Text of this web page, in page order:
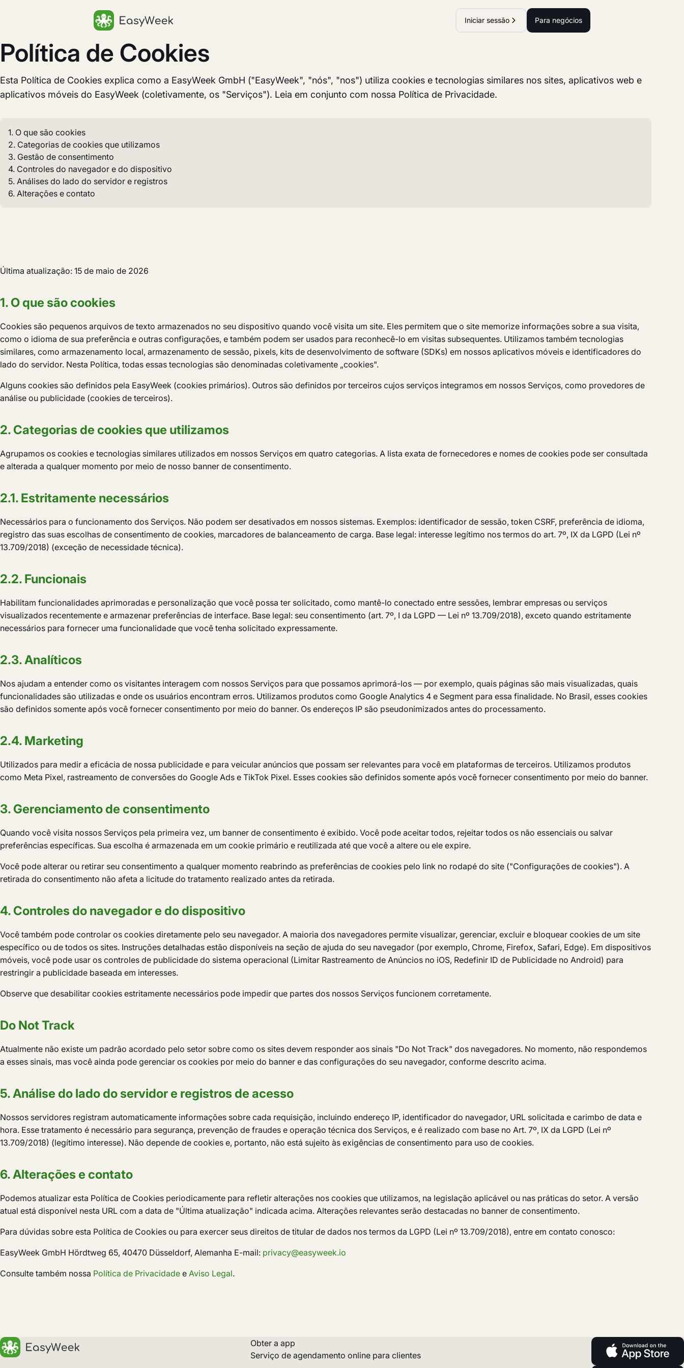
Política de Cookies
Esta Política de Cookies explica como a EasyWeek GmbH ("EasyWeek", "nós", "nos") utiliza cookies e tecnologias similares nos sites, aplicativos web e
aplicativos móveis do EasyWeek (coletivamente, os "Serviços"). Leia em conjunto com nossa Política de Privacidade.
1. O que são cookies
2. Categorias de cookies que utilizamos
3. Gestão de consentimento
4. Controles do navegador e do dispositivo
5. Análises do lado do servidor e registros
6. Alterações e contato
Última atualização: 15 de maio de 2026
1. O que são cookies
Cookies são pequenos arquivos de texto armazenados no seu dispositivo quando você visita um site. Eles permitem que o site memorize informações sobre a sua visita,
como o idioma de sua preferência e outras configurações, e também podem ser usados para reconhecê-lo em visitas subsequentes. Utilizamos também tecnologias
similares, como armazenamento local, armazenamento de sessão, pixels, kits de desenvolvimento de software (SDKs) em nossos aplicativos móveis e identificadores do
lado do servidor. Nesta Política, todas essas tecnologias são denominadas coletivamente „cookies".
Alguns cookies são definidos pela EasyWeek (cookies primários). Outros são definidos por terceiros cujos serviços integramos em nossos Serviços, como provedores de
análise ou publicidade (cookies de terceiros).
2. Categorias de cookies que utilizamos
Agrupamos os cookies e tecnologias similares utilizados em nossos Serviços em quatro categorias. A lista exata de fornecedores e nomes de cookies pode ser consultada
e alterada a qualquer momento por meio de nosso banner de consentimento.
2.1. Estritamente necessários
Necessários para o funcionamento dos Serviços. Não podem ser desativados em nossos sistemas. Exemplos: identificador de sessão, token CSRF, preferência de idioma,
registro das suas escolhas de consentimento de cookies, marcadores de balanceamento de carga. Base legal: interesse legítimo nos termos do art. 7º, IX da LGPD (Lei nº
13.709/2018) (exceção de necessidade técnica).
2.2. Funcionais
Habilitam funcionalidades aprimoradas e personalização que você possa ter solicitado, como mantê-lo conectado entre sessões, lembrar empresas ou serviços
visualizados recentemente e armazenar preferências de interface. Base legal: seu consentimento (art. 7º, I da LGPD — Lei nº 13.709/2018), exceto quando estritamente
necessários para fornecer uma funcionalidade que você tenha solicitado expressamente.
2.3. Analíticos
Nos ajudam a entender como os visitantes interagem com nossos Serviços para que possamos aprimorá-los — por exemplo, quais páginas são mais visualizadas, quais
funcionalidades são utilizadas e onde os usuários encontram erros. Utilizamos produtos como Google Analytics 4 e Segment para essa finalidade. No Brasil, esses cookies
são definidos somente após você fornecer consentimento por meio do banner. Os endereços IP são pseudonimizados antes do processamento.
2.4. Marketing
Utilizados para medir a eficácia de nossa publicidade e para veicular anúncios que possam ser relevantes para você em plataformas de terceiros. Utilizamos produtos
como Meta Pixel, rastreamento de conversões do Google Ads e TikTok Pixel. Esses cookies são definidos somente após você fornecer consentimento por meio do banner.
3. Gerenciamento de consentimento
Quando você visita nossos Serviços pela primeira vez, um banner de consentimento é exibido. Você pode aceitar todos, rejeitar todos os não essenciais ou salvar
preferências específicas. Sua escolha é armazenada em um cookie primário e reutilizada até que você a altere ou ele expire.
Você pode alterar ou retirar seu consentimento a qualquer momento reabrindo as preferências de cookies pelo link no rodapé do site ("Configurações de cookies"). A
retirada do consentimento não afeta a licitude do tratamento realizado antes da retirada.
4. Controles do navegador e do dispositivo
Você também pode controlar os cookies diretamente pelo seu navegador. A maioria dos navegadores permite visualizar, gerenciar, excluir e bloquear cookies de um site
específico ou de todos os sites. Instruções detalhadas estão disponíveis na seção de ajuda do seu navegador (por exemplo, Chrome, Firefox, Safari, Edge). Em dispositivos
móveis, você pode usar os controles de publicidade do sistema operacional (Limitar Rastreamento de Anúncios no iOS, Redefinir ID de Publicidade no Android) para
restringir a publicidade baseada em interesses.
Observe que desabilitar cookies estritamente necessários pode impedir que partes dos nossos Serviços funcionem corretamente.
Do Not Track
Atualmente não existe um padrão acordado pelo setor sobre como os sites devem responder aos sinais "Do Not Track" dos navegadores. No momento, não respondemos
a esses sinais, mas você ainda pode gerenciar os cookies por meio do banner e das configurações do seu navegador, conforme descrito acima.
5. Análise do lado do servidor e registros de acesso
Nossos servidores registram automaticamente informações sobre cada requisição, incluindo endereço IP, identificador do navegador, URL solicitada e carimbo de data e
hora. Esse tratamento é necessário para segurança, prevenção de fraudes e operação técnica dos Serviços, e é realizado com base no Art. 7º, IX da LGPD (Lei nº
13.709/2018) (legítimo interesse). Não depende de cookies e, portanto, não está sujeito às exigências de consentimento para uso de cookies.
6. Alterações e contato
Podemos atualizar esta Política de Cookies periodicamente para refletir alterações nos cookies que utilizamos, na legislação aplicável ou nas práticas do setor. A versão
atual está disponível nesta URL com a data de "Última atualização" indicada acima. Alterações relevantes serão destacadas no banner de consentimento.
Para dúvidas sobre esta Política de Cookies ou para exercer seus direitos de titular de dados nos termos da LGPD (Lei nº 13.709/2018), entre em contato conosco:
EasyWeek GmbH Hördtweg 65, 40470 Düsseldorf, Alemanha E-mail: privacy@easyweek.io
Consulte também nossa Política de Privacidade e Aviso Legal.
Iniciar sessão Para negócios
Obter a app
Serviço de agendamento online para clientes